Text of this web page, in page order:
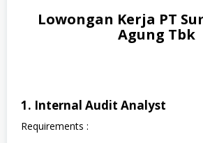
Lowongan Kerja PT
Agung Tbk
1. Internal Audit Analyst
Requirements :